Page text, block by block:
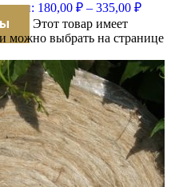
цен: 180,00 ₽ – 335,00 ₽
Этот товар имеет
можно выбрать на странице